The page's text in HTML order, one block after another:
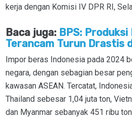
kerja dengan Komisi IV DPR RI,
Baca juga: BPS:
Terancam Turun Drastis
Impor beras Indonesia pada 2024
negara, dengan sebagian besar
kawasan ASEAN. Tercatat,
Thailand sebesar 1,04 juta ton,
dan Myanmar sebanyak 451 ribu